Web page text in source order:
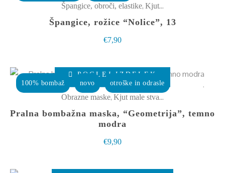
izdelka
Špangice, obroči, elastike, Kjut male stvarce
Špangice, rožice “Nolice”, 13
€7,90
100% bombaž novo otroške in odrasle
POGLEJ IZDELEK
Ta
več
Obrazne maske, Kjut male stvarce
Pralna bombažna maska, “Geometrija”, temno
modra
€9,90